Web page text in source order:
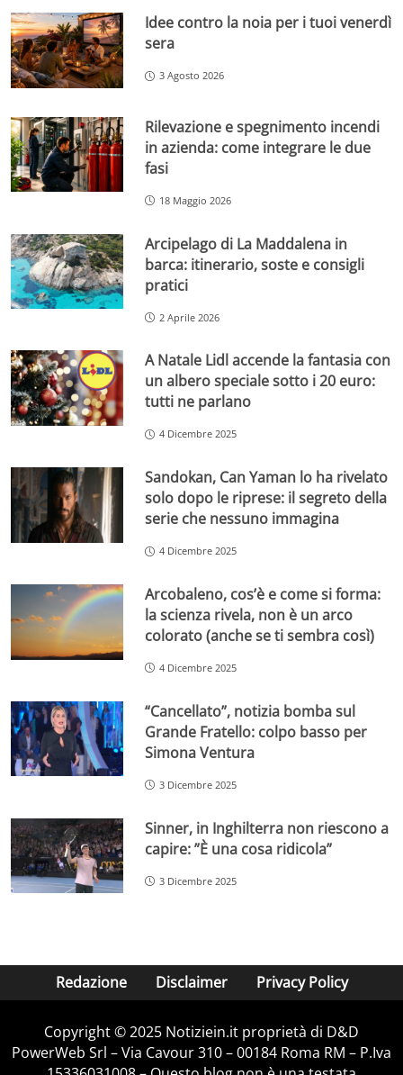
Idee contro la noia per i tuoi venerdì
sera
3 Agosto 2026
Rilevazione e spegnimento incendi
in azienda: come integrare le due
fasi
18 Maggio 2026
Arcipelago di La Maddalena in
barca: itinerario, soste e consigli
pratici
2 Aprile 2026
A Natale Lidl accende la fantasia con
un albero speciale sotto i 20 euro:
tutti ne parlano
4 Dicembre 2025
Sandokan, Can Yaman lo ha rivelato
solo dopo le riprese: il segreto della
serie che nessuno immagina
4 Dicembre 2025
Arcobaleno, cos’è e come si forma:
la scienza rivela, non è un arco
colorato (anche se ti sembra così)
4 Dicembre 2025
“Cancellato”, notizia bomba sul
Grande Fratello: colpo basso per
Simona Ventura
3 Dicembre 2025
Sinner, in Inghilterra non riescono a
capire: ”È una cosa ridicola”
3 Dicembre 2025
Redazione Disclaimer Privacy Policy
Copyright © 2025 Notiziein.it proprietà di D&D
PowerWeb Srl – Via Cavour 310 – 00184 Roma RM – P.Iva